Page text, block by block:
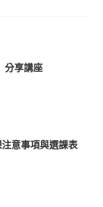
分享講座
注意事項與選課表